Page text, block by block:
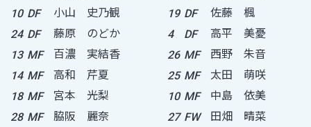
10 DF 小山 史乃観
24 DF 藤原 のどか
13 MF 百濃 実結香
14 MF 高和 芹夏
18 MF 宮本 光梨
28 MF 脇阪 麗奈
19 DF 佐藤 楓
4 DF 高平 美憂
26 MF 西野 朱音
25 MF 太田 萌咲
10 MF 中島 依美
27 FW 田畑 晴菜